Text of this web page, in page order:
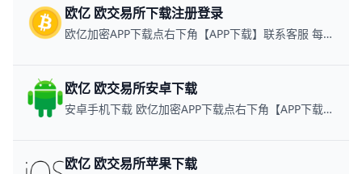
欧亿 欧交易所下载注册登录
欧亿加密APP下载点右下角【APP下载】联系客服 每日更新可用链接
欧亿 欧交易所安卓下载
安卓手机下载 欧亿加密APP下载点右下角【APP下载】联系客服 每日更新可用链接
欧亿 欧交易所苹果下载